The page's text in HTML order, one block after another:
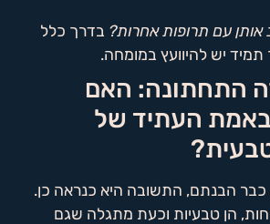
עם תרופות אחרות? בדרך כלל
תמיד יש להיוועץ במומחה.
התחתונה: האם
באמת העתיד של
הבנתם, התשובה היא כנראה כן.
הן טבעיות וכעת מתגלה שגם